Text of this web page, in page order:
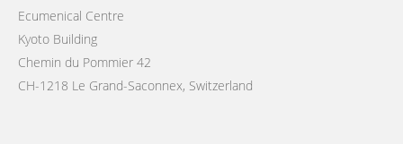
Ecumenical Centre
Kyoto Building
Chemin du Pommier 42
CH-1218 Le Grand-Saconnex, Switzerland